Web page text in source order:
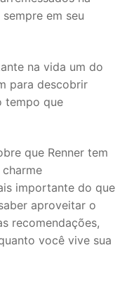
em seu
na vida um do
para descobrir
tempo que
que Renner tem
importante do que
aproveitar o
recomendações,
você vive sua